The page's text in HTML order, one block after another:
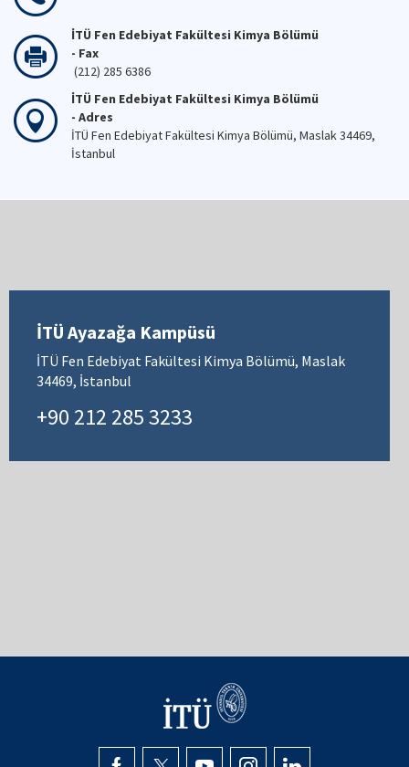
İTÜ Fen Edebiyat Fakültesi Kimya Bölümü
- Fax
(212) 285 6386
İTÜ Fen Edebiyat Fakültesi Kimya Bölümü
- Adres
İTÜ Fen Edebiyat Fakültesi Kimya Bölümü, Maslak 34469,
İstanbul
İTÜ Ayazağa Kampüsü
İTÜ Fen Edebiyat Fakültesi Kimya Bölümü, Maslak
34469, İstanbul
+90 212 285 3233